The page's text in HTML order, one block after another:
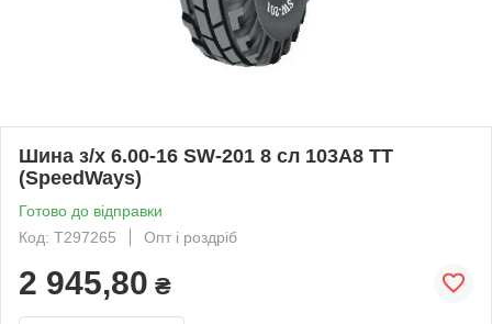
Шина з/х 6.00-16 SW-201 8 сл 103A8 TT
(SpeedWays)
Готово до відправки
Код: T297265
Опт і роздріб
2 945,80 ₴